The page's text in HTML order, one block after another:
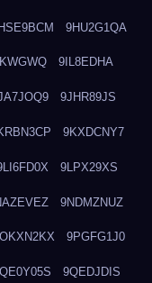
9HU2G1QA
9IL8EDHA
9JHR89JS
9KXDCNY7
9LPX29XS
9NDMZNUZ
9PGFG1J0
9QEDJDIS